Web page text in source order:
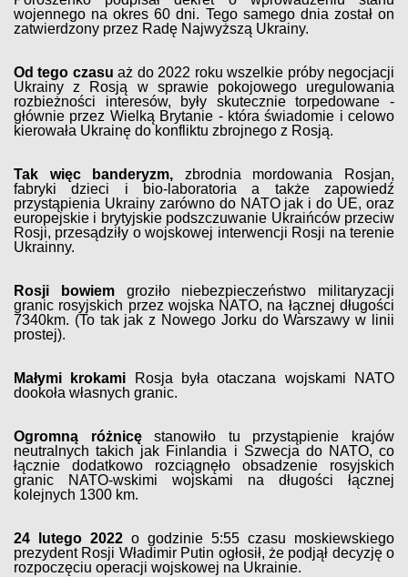
wojennego na okres 60 dni. Tego samego dnia został on
zatwierdzony przez Radę Najwyższą Ukrainy.
Od tego czasu aż do 2022 roku wszelkie próby negocjacji
Ukrainy z Rosją w sprawie pokojowego uregulowania
rozbieżności interesów, były skutecznie torpedowane -
głównie przez Wielką Brytanie - która świadomie i celowo
kierowała Ukrainę do konfliktu zbrojnego z Rosją.
Tak więc banderyzm, zbrodnia mordowania Rosjan,
fabryki dzieci i bio-laboratoria a także zapowiedź
przystąpienia Ukrainy zarówno do NATO jak i do UE, oraz
europejskie i brytyjskie podszczuwanie Ukraińców przeciw
Rosji, przesądziły o wojskowej interwencji Rosji na terenie
Ukrainny.
Rosji bowiemgroziło niebezpieczeństwo militaryzacji
granic rosyjskich przez wojska NATO, na łącznej długości
7340km. (To tak jak z Nowego Jorku do Warszawy w linii
prostej).
Małymi krokami Rosja była otaczana wojskami NATO
dookoła własnych granic.
Ogromną różnicęstanowiło tu przystąpienie krajów
neutralnych takich jak Finlandia i Szwecja do NATO, co
łącznie dodatkowo rozciągnęło obsadzenie rosyjskich
granic NATO-wskimi wojskami na długości łącznej
kolejnych 1300 km.
24 lutego 2022 o godzinie 5:55 czasu moskiewskiego
prezydent Rosji Władimir Putin ogłosił, że podjął decyzję o
rozpoczęciu operacji wojskowej na Ukrainie.